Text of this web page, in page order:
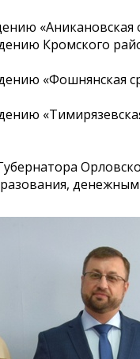
Кромского
«Фошнянская